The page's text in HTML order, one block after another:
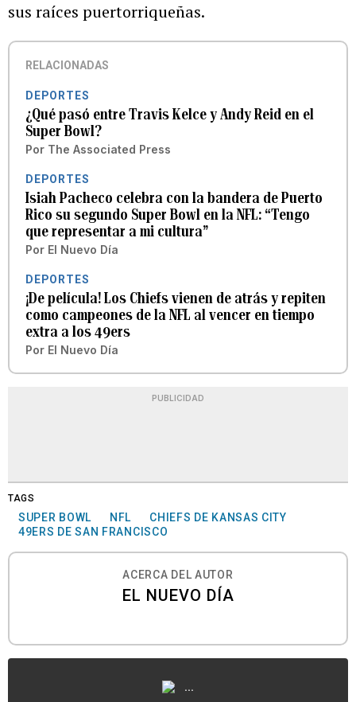
sus raíces puertorriqueñas.
RELACIONADAS
DEPORTES
¿Qué pasó entre Travis Kelce y Andy Reid en el
Super Bowl?
Por The Associated Press
DEPORTES
Isiah Pacheco celebra con la bandera de Puerto
Rico su segundo Super Bowl en la NFL: “Tengo
que representar a mi cultura”
Por El Nuevo Día
DEPORTES
¡De película! Los Chiefs vienen de atrás y repiten
como campeones de la NFL al vencer en tiempo
extra a los 49ers
Por El Nuevo Día
PUBLICIDAD
TAGS
SUPER BOWL NFL
CHIEFS DE KANSAS CITY
49ERS DE SAN FRANCISCO
ACERCA DEL AUTOR
EL NUEVO DÍA
...